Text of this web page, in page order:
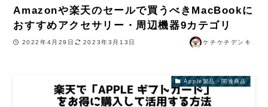
Amazonや楽天のセールで買うべきMacBookに
おすすめアクセサリー・周辺機器9カテゴリ
2022年4月29日 2023年3月13日 ケチケチデンキ
Apple製品・関連商品